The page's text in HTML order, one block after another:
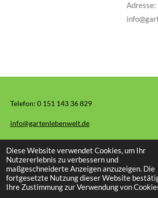
Diese Website verwendet Cookies, um Ihr
Nutzererlebnis zu verbessern und
maßgeschneiderte Anzeigen anzuzeigen. Die
fortgesetzte Nutzung dieser Website
Ihre Zustimmung zur Verwendung von
Adresse:
Telefon: 0 151 143 36 829
info@gartenlebenwelt.de
© 2026 Garten Leben Welt